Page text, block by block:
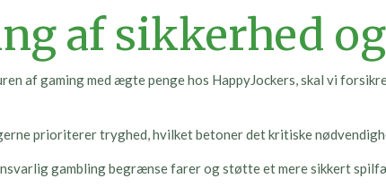
af sikkerhed
af gaming med ægte penge hos HappyJockers, skal vi
prioriterer tryghed, hvilket betoner det kritiske
gambling begrænse farer og støtte et mere sikkert